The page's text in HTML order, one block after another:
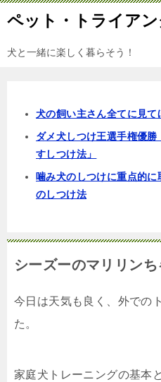
ペット・トライア
犬と一緒に楽しく暮らそう！
犬の飼い主さん全てに見て
ダメ犬しつけ王選手権優
すしつけ法」
噛み犬のしつけに重点的
のしつけ法
シーズーのマリリン
今日は天気も良く、外での
た。
家庭犬トレーニングの基本